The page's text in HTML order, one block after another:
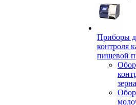
Приборы
контроля
пищевой
зерна